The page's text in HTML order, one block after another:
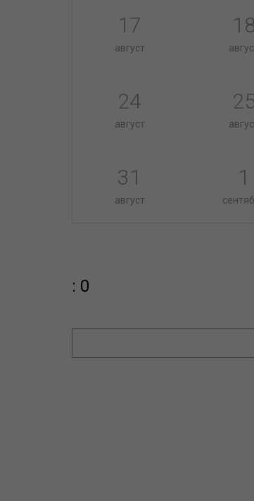
17
август
24
август
31
август
1
: 0